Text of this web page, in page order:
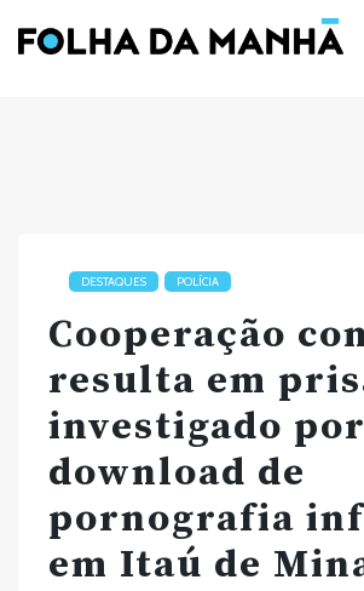
DESTAQUES POLÍCIA
Cooperação
resulta em
investigado por
download de
pornografia
em Itaú de